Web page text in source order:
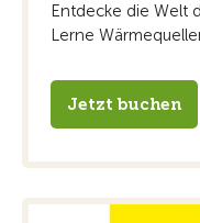
Entdecke die Welt
Lerne
Jetzt buchen